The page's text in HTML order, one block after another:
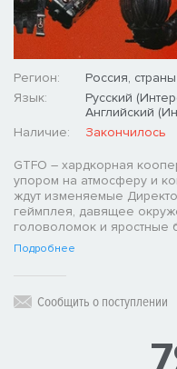
Регион:
Россия,
Язык:
Русский
Английский
Наличие:
Закончилось
GTFO – хардкорная
упором на атмосферу и
ждут изменяемые
геймплея, давящее
головоломок и яростные
Подробнее
Сообщить о поступлении